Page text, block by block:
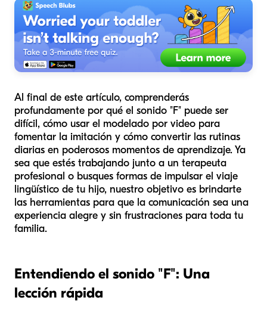
Al final de este artículo, comprenderás
profundamente por qué el sonido "F" puede ser
difícil, cómo usar el modelado por video para
fomentar la imitación y cómo convertir las rutinas
diarias en poderosos momentos de aprendizaje. Ya
sea que estés trabajando junto a un terapeuta
profesional o busques formas de impulsar el viaje
lingüístico de tu hijo, nuestro objetivo es brindarte
las herramientas para que la comunicación sea una
experiencia alegre y sin frustraciones para toda tu
familia.
Entendiendo el sonido "F": Una
lección rápida